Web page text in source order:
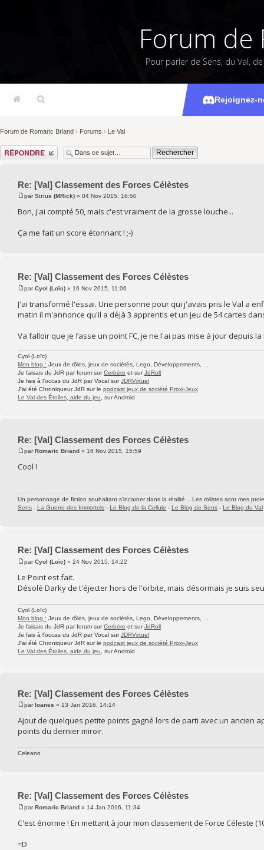
Forum de
Pour parler de Sens, du Val,
Rejoignez-
[Val]
Forum de Romaric Briand › Forums › Le Val
Répondre
Re: [Val] Classement des Forces Célèstes
parSirius (MRick) » 04 Nov 2015, 16:50
Bon, j'ai compté 50, mais c'est vraiment de la grosse louche...
Ça me fait un score étonnant ! ;-)
Re: [Val] Classement des Forces Célèstes
parCyol (Loïc) » 16 Nov 2015, 11:06
J'ai transformé l'essai. Une personne pour qui j'avais pris le Val a
matin il m'annonce qu'il a déjà 3 apprentis et un jeu de 54 cartes
Va falloir que je fasse un point FC, je ne l'ai pas mise à jour depuis
Cyol (Loïc)
Mon blog : Jeux de rôles, jeux de sociétés, Lego, Développements, ...
Je faisais du JdR par forum surCerbère et surJdRoll
Je fais à l'occas du JdR par Vocal surJDRVirtuel
J'ai été Chroniqueur JdR sur le podcast jeux de société Proxi-Jeux
Le Val des Étoiles, aide du jeu , sur Android
Re: [Val] Classement des Forces Célèstes
parRomaric Briand » 16 Nov 2015, 15:59
Cool !
Un personnage de fiction souhaitant s'incarner dans la réalité... Les rolistes sont mes
Sens - La Guerre des Immortels - Le Blog de la Cellule - Le Blog de Sens - Le Blog du Val
Re: [Val] Classement des Forces Célèstes
parCyol (Loïc) » 24 Nov 2015, 14:22
Le Point est fait.
Désolé Darky de t'éjecter hors de l'orbite, mais désormais je suis
Cyol (Loïc)
Mon blog : Jeux de rôles, jeux de sociétés, Lego, Développements, ...
Je faisais du JdR par forum surCerbère et surJdRoll
Je fais à l'occas du JdR par Vocal surJDRVirtuel
J'ai été Chroniqueur JdR sur le podcast jeux de société Proxi-Jeux
Le Val des Étoiles, aide du jeu , sur Android
Re: [Val] Classement des Forces Célèstes
parIoanes » 13 Jan 2016, 14:14
Ajout de quelques petite points gagné lors de parti avec un ancien
points du dernier miroir.
Celeano
Re: [Val] Classement des Forces Célèstes
parRomaric Briand » 14 Jan 2016, 11:34
C'est énorme ! En mettant à jour mon classement de Force Céleste
=D